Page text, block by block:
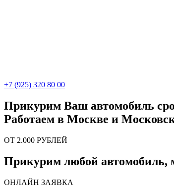
+7 (925) 320 80 00
Прикурим Ваш автомобиль
Работаем в Москве и
ОТ 2.000 РУБЛЕЙ
Прикурим любой автомобиль,
ОНЛАЙН ЗАЯВКА